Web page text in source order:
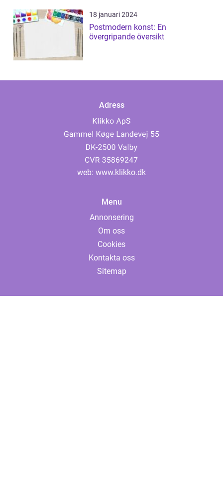
18 januari 2024
Postmodern konst: En
övergripande översikt
Adress
web: www.klikko.dk
Menu
Annonsering
Om oss
Cookies
Kontakta oss
Sitemap